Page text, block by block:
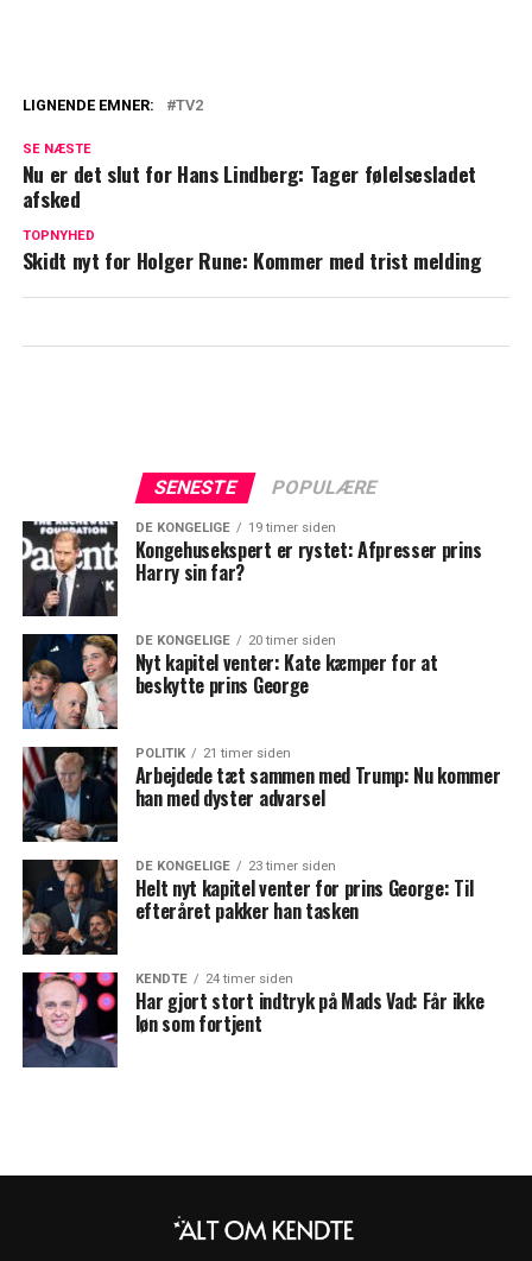
Fantastisk melding fra TV 2: Gør det igen
LIGNENDE EMNER: TV2
SE NÆSTE
Nu er det slut for Hans Lindberg: Tager følelsesladet
afsked
TOPNYHED
Skidt nyt for Holger Rune: Kommer med trist melding
SENESTE POPULÆRE
DE KONGELIGE 19 timer siden
Kongehusekspert er rystet: Afpresser prins
Harry sin far?
DE KONGELIGE 20 timer siden
Nyt kapitel venter: Kate kæmper for at
beskytte prins George
POLITIK 21 timer siden
Arbejdede tæt sammen med Trump: Nu kommer
han med dyster advarsel
DE KONGELIGE 23 timer siden
Helt nyt kapitel venter for prins George: Til
efteråret pakker han tasken
KENDTE 24 timer siden
Har gjort stort indtryk på Mads Vad: Får ikke
løn som fortjent